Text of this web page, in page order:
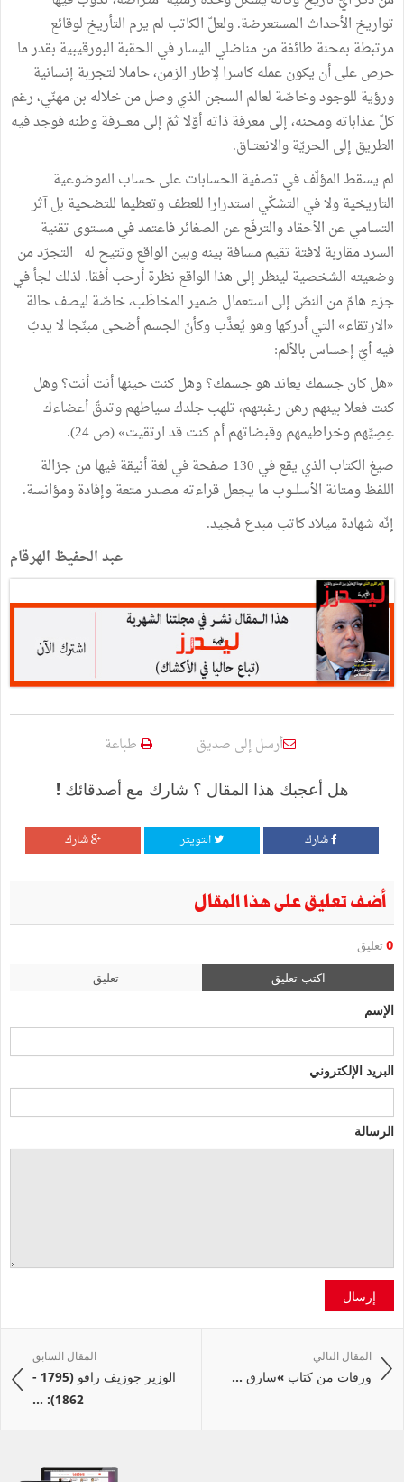
تواريخ الأحداث المستعرضة. ولعلّ الكاتب لم يرم التأريخ لوقائع
مرتبطة بمحنة طائفة من مناضلي اليسار في الحقبة البورقيبية بقدر ما
حرص على أن يكون عمله كاسرا لإطار الزمن، حاملا لتجربة إنسانية
ورؤية للوجود وخاصّة لعالم السجن الذي وصل من خلاله بن مهنّي، رغم
كلّ عذاباته ومحنه، إلى معرفة ذاته أوّلا ثمّ إلى معـــرفة وطنه فوجد فيه
الطريق إلى الحريّة والانعتــاق.
لم يسقط المؤلّف في تصفية الحسابات على حساب الموضوعية
التاريخية ولا في التشكّي استدرارا للعطف وتعظيما للتضحية بل آثر
التسامي عن الأحقاد والترفّع عن الصغائر فاعتمد في مستوى تقنية
السرد مقاربة لافتة تقيم مسافة بينه وبين الواقع وتتيح له التجرّد من
وضعيته الشخصية لينظر إلى هذا الواقع نظرة أرحب أفقا. لذلك لجأ في
جزء هامّ من النصّ إلى استعمال ضمير المخاطَب، خاصّة ليصف حالة
«الارتقاء» التي أدركها وهو يُعذَّب وكأنّ الجسم أضحى مبنّجا لا يدبّ
فيه أيّ إحساس بالألم:
«هل كان جسمك يعاند هو جسمك؟ وهل كنت حينها أنت أنت؟ وهل
كنت فعلا بينهم رهن رغبتهم، تلهب جلدك سياطهم وتدقّ أعضاءك
عِصِيِّهم وخراطيمهم وقبضاتهم أم كنت قد ارتقيت» (ص 24).
صيغ الكتاب الذي يقع في 130 صفحة في لغة أنيقة فيها من جزالة
اللفظ ومتانة الأسلــوب ما يجعل قراءته مصدر متعة وإفادة ومؤانسة.
إنّه شهادة ميلاد كاتب مبدع مُجيد.
عبد الحفيظ الهرقام
أرسل إلى صديق طباعة
هل أعجبك هذا المقال ؟ شارك مع أصدقائك !
شارك التويتر شارك
أضف تعليق على هذا المقال
0 تعليق
اكتب تعليق تعليق
الإسم
البريد الإلكتروني
الرسالة
إرسال
المقال السابق
الوزير جوزيف رافو (1795 -
1862): ...
المقال التالي
ورقات من كتاب »سارق ...